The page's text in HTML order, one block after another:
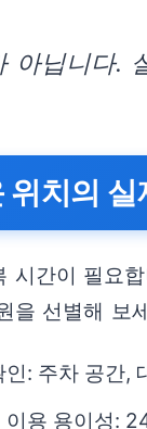
아닙니다.
치의
시간이 필요
을 선별해 보
: 주차 공간,
이용 용이성: